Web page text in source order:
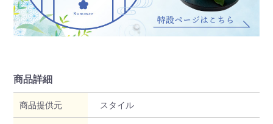
商品詳細
商品提供元 スタイル